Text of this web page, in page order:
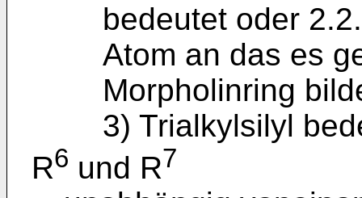
bedeutet oder
Atom an das es
Morpholinring
3) Trialkylsilyl
R6 und R7